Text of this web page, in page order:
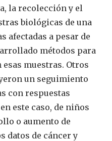
la recolección y el
biológicas de una
afectadas a pesar de
métodos para
muestras. Otros
un seguimiento
con respuestas
este caso, de niños
o aumento de
datos de cáncer y